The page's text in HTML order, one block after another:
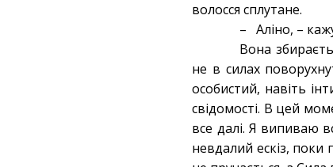
волосся сплутане.
– Аліно, – кажу
Вона
не в силах
особистий, навіть
свідомості. В цей
все далі. Я випиваю
невдалий ескіз, поки